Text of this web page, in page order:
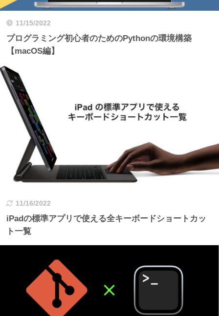
11/15/2022
プログラミング初心者のためのPythonの環境構築
【macOS編】
11/16/2022
iPadの標準アプリで使える全キーボードショートカッ
ト一覧